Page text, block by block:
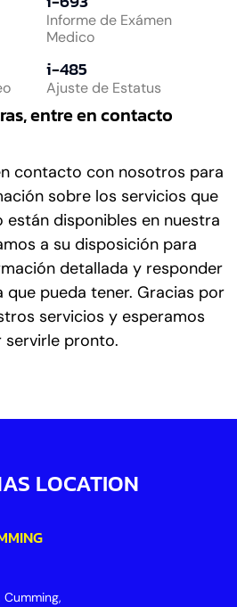
Informe de Exámen
Medico
i-485
Ajuste de Estatus
entre en contacto
contacto con nosotros para
sobre los servicios que
disponibles en nuestra
a su disposición para
detallada y responder
que pueda tener. Gracias por
servicios y esperamos
servirle pronto.
LOCATION
Cumming,